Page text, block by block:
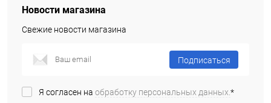
Новости магазина
Свежие новости магазина
Подписаться
Я согласен на обработку персональных данных.*